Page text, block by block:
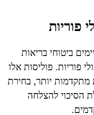
פוריות
ביטוחי בריאות
פוריות. פוליסות אלו
מתקדמות יותר, בחירת
הסיכוי להצלחה